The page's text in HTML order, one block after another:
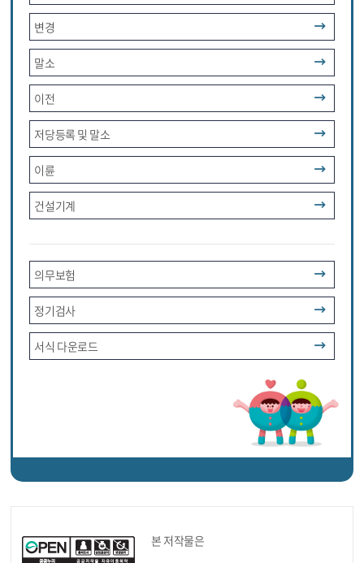
변경
말소
이전
저당등록 및 말소
이륜
건설기계
의무보험
정기검사
서식 다운로드
본 저작물은